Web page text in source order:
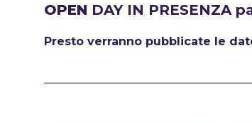
OPEN DAY IN PRESENZA
Presto verranno pubblicate le